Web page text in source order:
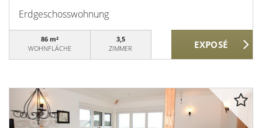
Erdgeschosswohnung
86 m²
WOHNFLÄCHE
3,5
ZIMMER